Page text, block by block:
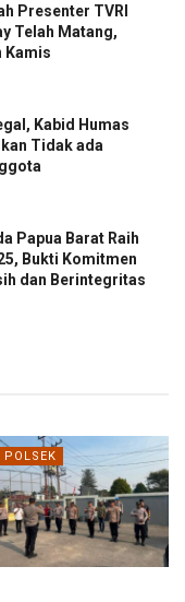
Presenter TVRI
Telah Matang,
Kamis
Kabid Humas
Tidak ada
Papua Barat Raih
Bukti Komitmen
dan Berintegritas
POLSEK